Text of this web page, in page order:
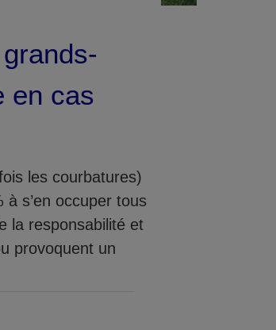
en cas
les courbatures)
s’en occuper tous
la responsabilité et
provoquent un